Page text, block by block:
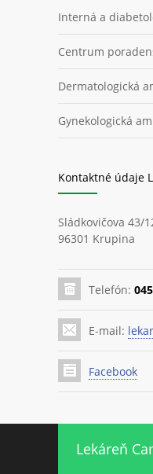
Interná a
Centrum
Dermatologická
Gynekologická
Kontaktné údaje
Sládkovičova 43/
96301 Krupina
Telefón:
E-mail:
Facebook
Lekáreň